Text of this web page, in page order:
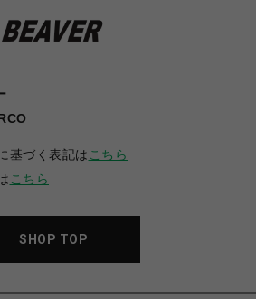
基づく表記は こちら
こちら
SHOP TOP